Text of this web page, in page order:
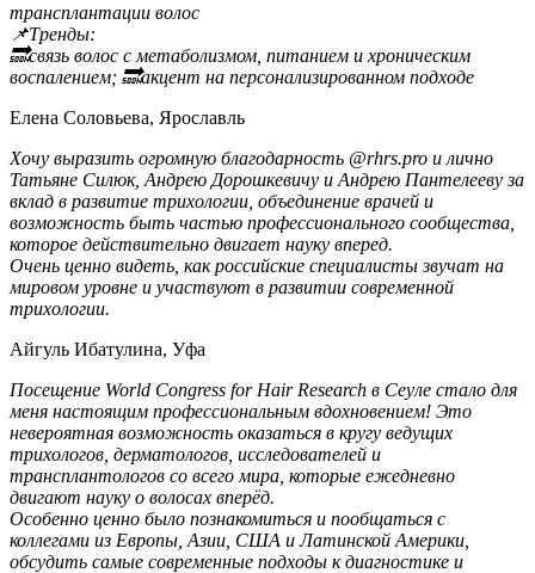
трансплантации волос
📌Тренды:
🔜связь волос с метаболизмом, питанием и хроническим
воспалением; 🔜акцент на персонализированном подходе
Елена Соловьева, Ярославль
Хочу выразить огромную благодарность @rhrs.pro и лично
Татьяне Силюк, Андрею Дорошкевичу и Андрею Пантелееву за
вклад в развитие трихологии, объединение врачей и
возможность быть частью профессионального сообщества,
которое действительно двигает науку вперед.
Очень ценно видеть, как российские специалисты звучат на
мировом уровне и участвуют в развитии современной
трихологии.
Айгуль Ибатулина, Уфа
Посещение World Congress for Hair Research в Сеуле стало для
меня настоящим профессиональным вдохновением! Это
невероятная возможность оказаться в кругу ведущих
трихологов, дерматологов, исследователей и
трансплантологов со всего мира, которые ежедневно
двигают науку о волосах вперёд.
Особенно ценно было познакомиться и пообщаться с
коллегами из Европы, Азии, США и Латинской Америки,
обсудить самые современные подходы к диагностике и